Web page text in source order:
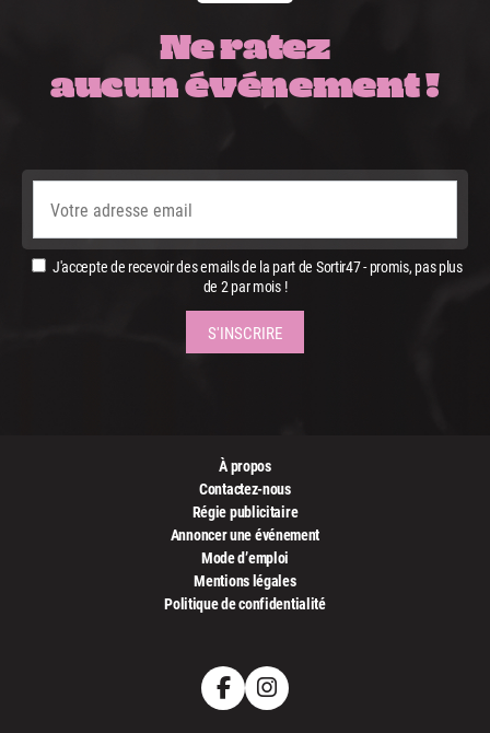
Ne ratez
aucun événement !
J'accepte de recevoir des emails de la part de Sortir47 - promis, pas plus
de 2 par mois !
À propos
Contactez-nous
Régie publicitaire
Annoncer une événement
Mode d’emploi
Mentions légales
Politique de confidentialité